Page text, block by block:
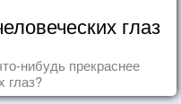
глаз
нибудь прекраснее
глаз?